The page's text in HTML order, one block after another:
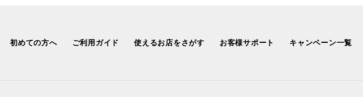
初めての方へ ご利用ガイド 使えるお店をさがす お客様サポート キャンペーン一覧